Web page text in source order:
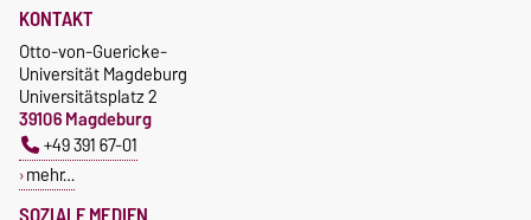
KONTAKT
Otto-von-Guericke-
Universität Magdeburg
Universitätsplatz 2
39106 Magdeburg
+49 391 67-01
mehr…